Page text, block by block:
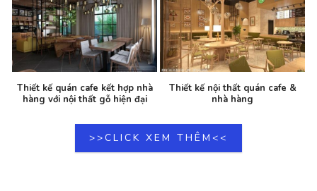
Thiết kế quán cafe kết hợp nhà
hàng với nội thất gỗ hiện đại
Thiết kế nội thất quán cafe &
nhà hàng
>>CLICK XEM THÊM<<